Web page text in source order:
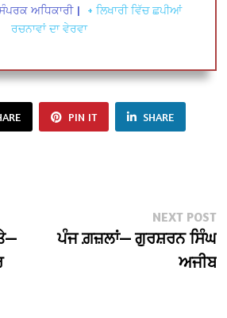
ਅਧਿਕਾਰੀ |
+ ਲਿਖਾਰੀ ਵਿੱਚ ਛਪੀਆਂ
ਰਚਨਾਵਾਂ ਦਾ ਵੇਰਵਾ
PIN IT SHARE
NEXT POST
ਪੰਜ ਗ਼ਜ਼ਲਾਂ— ਗੁਰਸ਼ਰਨ ਸਿੰਘ
ਅਜੀਬ